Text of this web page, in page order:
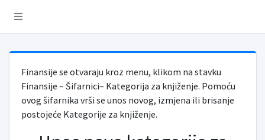
Finansije se otvaraju kroz menu, klikom na stavku
Finansije – Šifarnici– Kategorija za knjiženje. Pomoću
ovog šifarnika vrši se unos novog, izmjena ili brisanje
postojeće Kategorije za knjiženje.